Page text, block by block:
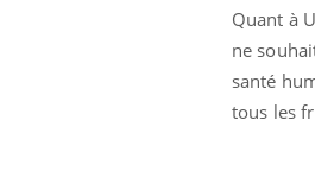
Quant à
ne
santé
tous les
Eczéma
préparer pour
L'été arrive… et